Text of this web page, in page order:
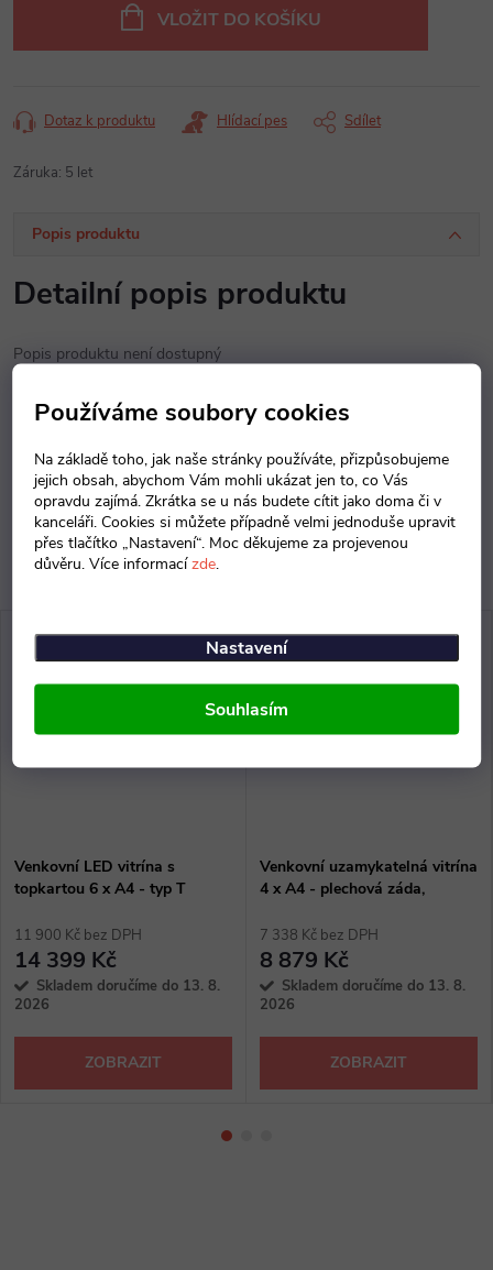
Používáme soubory cookies
Na základě toho, jak naše stránky používáte, přizpůsobujeme
jejich obsah, abychom Vám mohli ukázat jen to, co Vás
opravdu zajímá. Zkrátka se u nás budete cítit jako doma či v
kanceláři. Cookies si můžete případně velmi jednoduše upravit
přes tlačítko „Nastavení“. Moc děkujeme za projevenou
důvěru. Více informacízde.
Nastavení
Souhlasím
VLOŽIT DO KOŠÍKU
Dotaz k produktu Hlídací pes Sdílet
Záruka: 5 let
Popis produktu
Detailní popis produktu
Popis produktu není dostupný
Parametry produktu
Diskuse
Venkovní LED vitrína s
topkartou 6 x A4 - typ T
11 900 Kč bez DPH
14 399 Kč
Skladem doručíme do 13. 8.
2026
ZOBRAZIT
Venkovní uzamykatelná vitrína
4 x A4 - plechová záda,
7 338 Kč bez DPH
8 879 Kč
Skladem doručíme do 13. 8.
2026
ZOBRAZIT